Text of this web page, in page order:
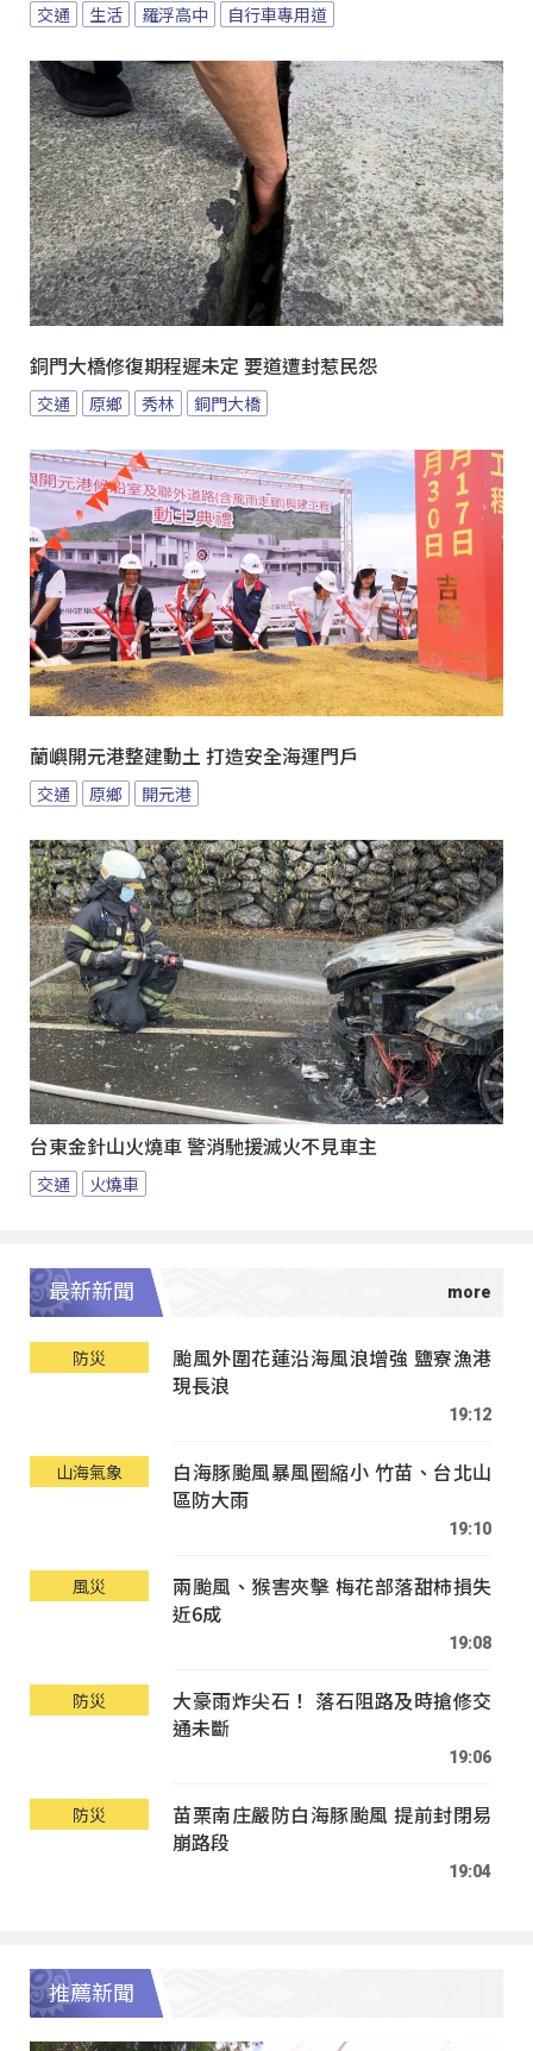
交通 生活 羅浮高中 自行車專用道
銅門大橋修復期程遲未定 要道遭封惹民怨
交通 原鄉 秀林 銅門大橋
蘭嶼開元港整建動土 打造安全海運門戶
交通 原鄉 開元港
台東金針山火燒車 警消馳援滅火不見車主
交通 火燒車
最新新聞
防災
颱風外圍花蓮沿海風浪增強 鹽寮漁港
現長浪
19:12
山海氣象
白海豚颱風暴風圈縮小 竹苗、台北山
區防大雨
19:10
風災
兩颱風、猴害夾擊 梅花部落甜柿損失
近6成
19:08
防災
大豪雨炸尖石！ 落石阻路及時搶修交
通未斷
19:06
防災
苗栗南庄嚴防白海豚颱風 提前封閉易
崩路段
19:04
推薦新聞